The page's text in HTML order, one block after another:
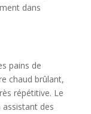
dans
pains de
chaud brûlant,
répétitive. Le
des